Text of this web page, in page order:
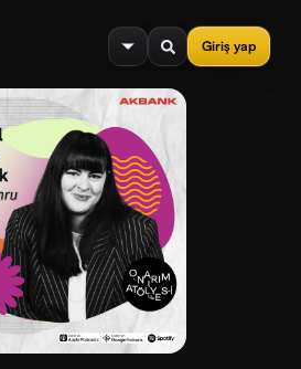
Giriş yap